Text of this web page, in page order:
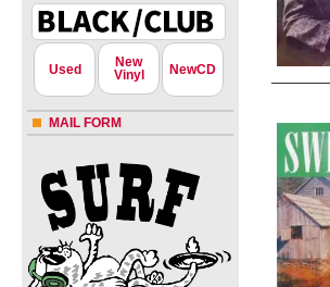
Used
New
Vinyl
NewCD
MAIL FORM